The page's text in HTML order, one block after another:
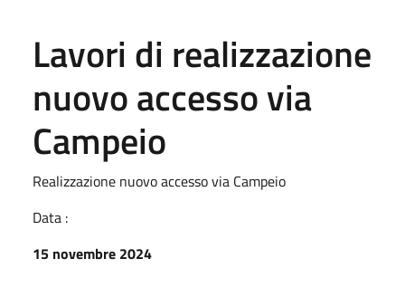
Lavori di realizzazione
nuovo accesso via
Campeio
Realizzazione nuovo accesso via Campeio
Data :
15 novembre 2024